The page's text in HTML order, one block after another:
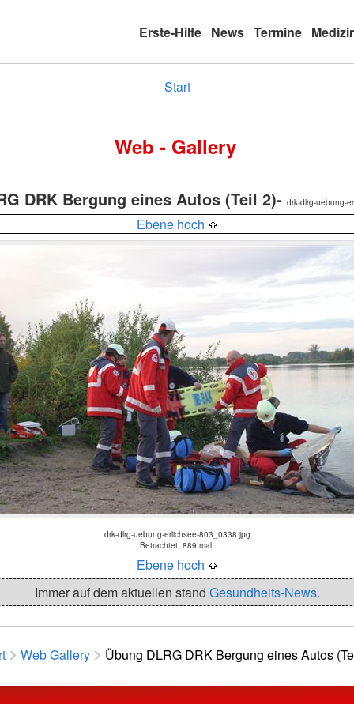
Erste-Hilfe News Termine
Start
Web - Gallery
DRK Bergung eines Autos (Teil 2)- drk-dlrg-uebung-
Ebene hoch
drk-dlrg-uebung-erlichsee-803_0338.jpg
Betrachtet: 889 mal.
Ebene hoch
Immer auf dem aktuellen stand Gesundheits-News.
Web Gallery Übung DLRG DRK Bergung eines Autos